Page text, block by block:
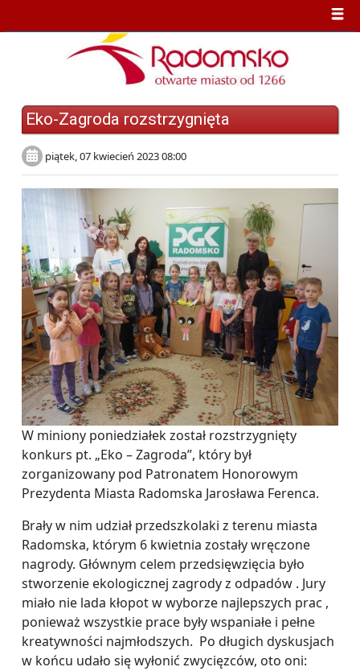
Eko-Zagroda rozstrzygnięta
piątek, 07 kwiecień 2023 08:00
W miniony poniedziałekzostał rozstrzygnięty
konkurs pt. „Eko – Zagroda”, który był
zorganizowany pod Patronatem Honorowym
Prezydenta Miasta Radomska Jarosława Ferenca.
Brały w nim udział przedszkolaki z terenu miasta
Radomska, którym 6 kwietnia zostały wręczone
nagrody. Głównym celem przedsięwzięcia było
stworzenie ekologicznej zagrody z odpadów . Jury
miało nie lada kłopot w wyborze najlepszych prac ,
ponieważ wszystkie prace były wspaniałe i pełne
kreatywności najmłodszych. Po długich dyskusjach
w końcu udało się wyłonić zwycięzców, oto oni: